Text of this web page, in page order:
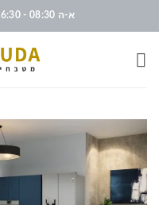
א-ה 08:30 - 16:30